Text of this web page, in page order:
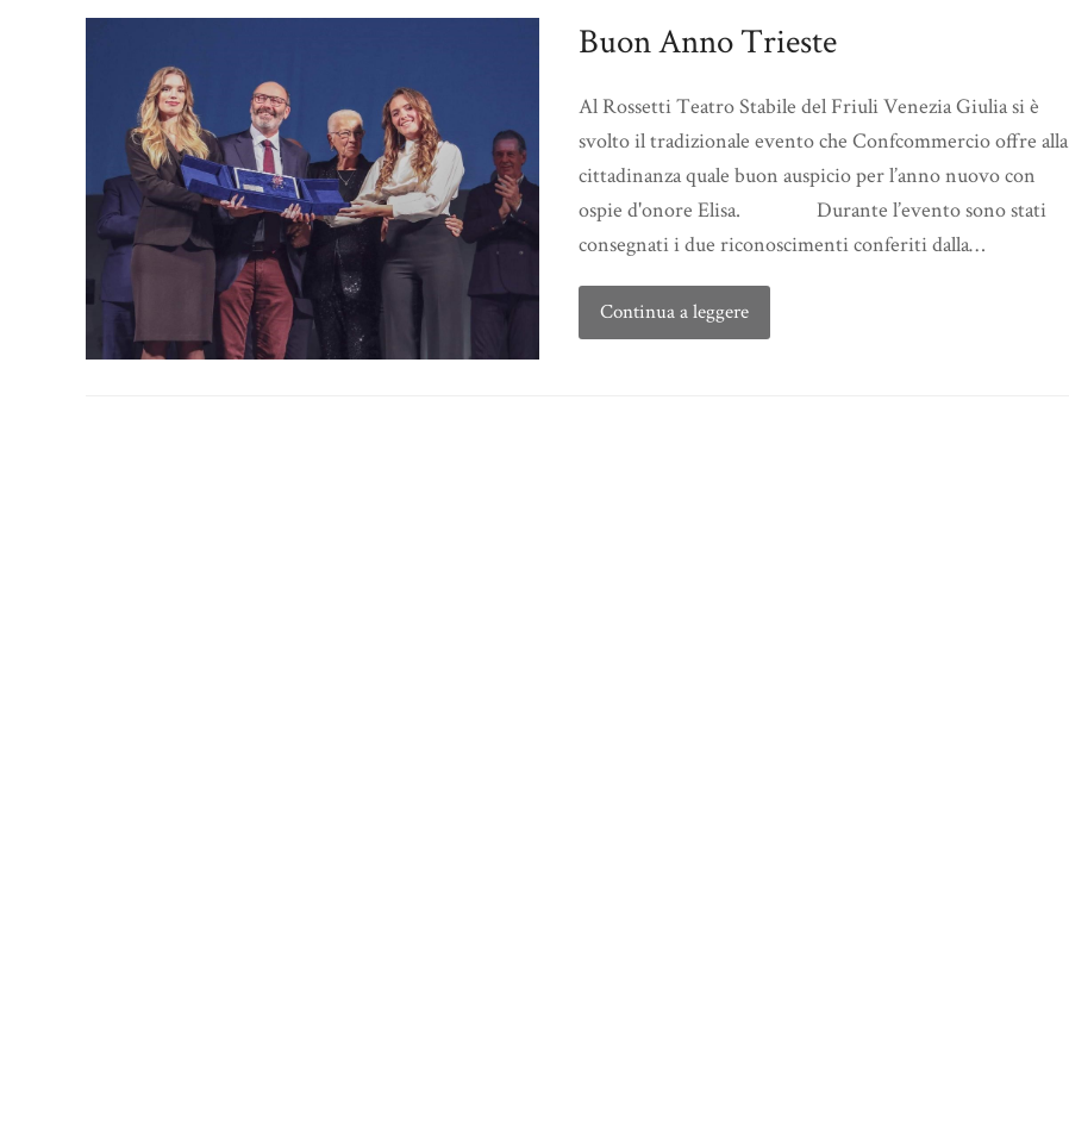
Buon Anno Trieste
Al Rossetti Teatro Stabile del Friuli Venezia Giulia si è
svolto il tradizionale evento che Confcommercio offre alla
cittadinanza quale buon auspicio per l’anno nuovo con
ospie d'onore Elisa. Durante l’evento sono stati
consegnati i due riconoscimenti conferiti dalla…
Continua a leggere